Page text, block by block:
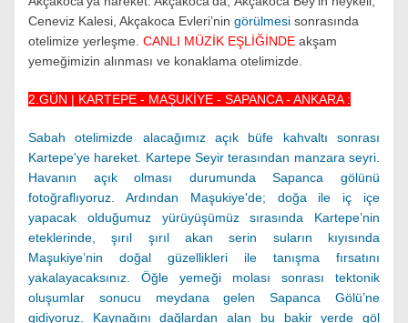
Ceneviz Kalesi, Akçakoca Evleri’nin görülmesi sonrasında
otelimize yerleşme. CANLI MÜZİK EŞLİĞİNDE akşam
yemeğimizin alınması ve konaklama otelimizde.
2.GÜN | KARTEPE - MAŞUKİYE - SAPANCA - ANKARA :
Sabah otelimizde alacağımız açık büfe kahvaltı sonrası
Kartepe'ye hareket. Kartepe Seyir terasından manzara seyri.
Havanın açık olması durumunda Sapanca gölünü
fotoğraflıyoruz. Ardından Maşukiye'de; doğa ile iç içe
yapacak olduğumuz yürüyüşümüz sırasında Kartepe’nin
eteklerinde, şırıl şırıl akan serin suların kıyısında
Maşukiye’nin doğal güzellikleri ile tanışma fırsatını
yakalayacaksınız. Öğle yemeği molası sonrası tektonik
oluşumlar sonucu meydana gelen Sapanca Gölü’ne
gidiyoruz. Kaynağını dağlardan alan bu bakir yerde göl